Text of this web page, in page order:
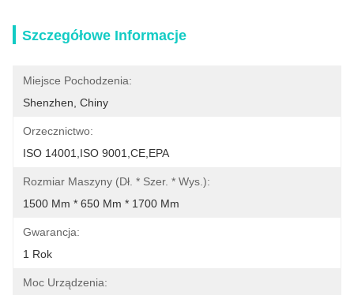
Szczegółowe Informacje
Miejsce Pochodzenia:
Shenzhen, Chiny
Orzecznictwo:
ISO 14001,ISO 9001,CE,EPA
Rozmiar Maszyny (dł. * Szer. * Wys.):
1500 Mm * 650 Mm * 1700 Mm
Gwarancja:
1 Rok
Moc Urządzenia: